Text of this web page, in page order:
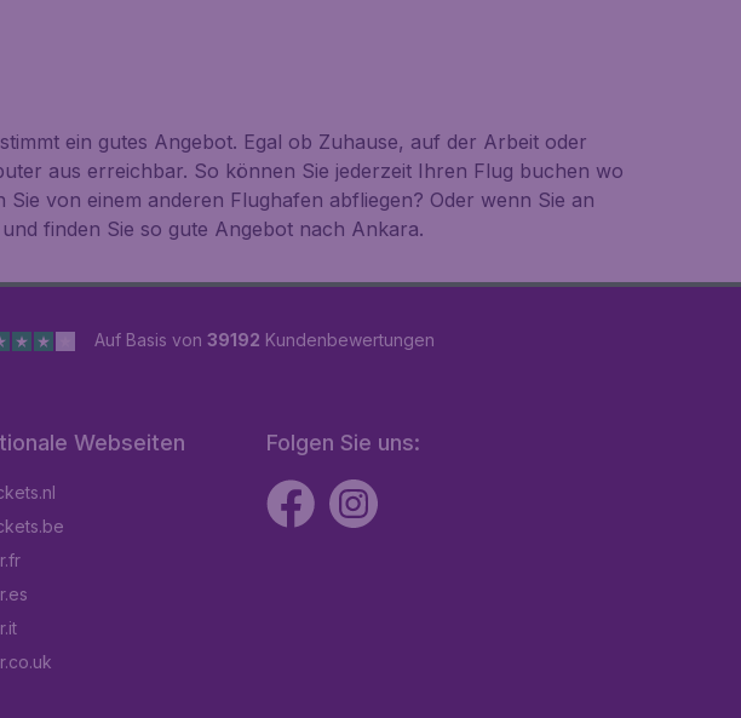
ein gutes Angebot. Egal ob Zuhause, auf der Arbeit oder
aus erreichbar. So können Sie jederzeit Ihren Flug buchen wo
von einem anderen Flughafen abfliegen? Oder wenn Sie an
finden Sie so gute Angebot nach Ankara.
Auf Basis von 39192 Kundenbewertungen
Webseiten Folgen Sie uns: